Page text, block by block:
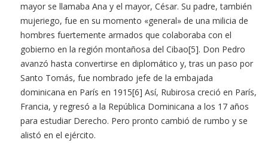
mayor se llamaba Ana y el mayor, César. Su padre, también
mujeriego, fue en su momento «general» de una milicia de
hombres fuertemente armados que colaboraba con el
gobierno en la región montañosa del Cibao[5]. Don Pedro
avanzó hasta convertirse en diplomático y, tras un paso por
Santo Tomás, fue nombrado jefe de la embajada
dominicana en París en 1915[6] Así, Rubirosa creció en París,
Francia, y regresó a la República Dominicana a los 17 años
para estudiar Derecho. Pero pronto cambió de rumbo y se
alistó en el ejército.